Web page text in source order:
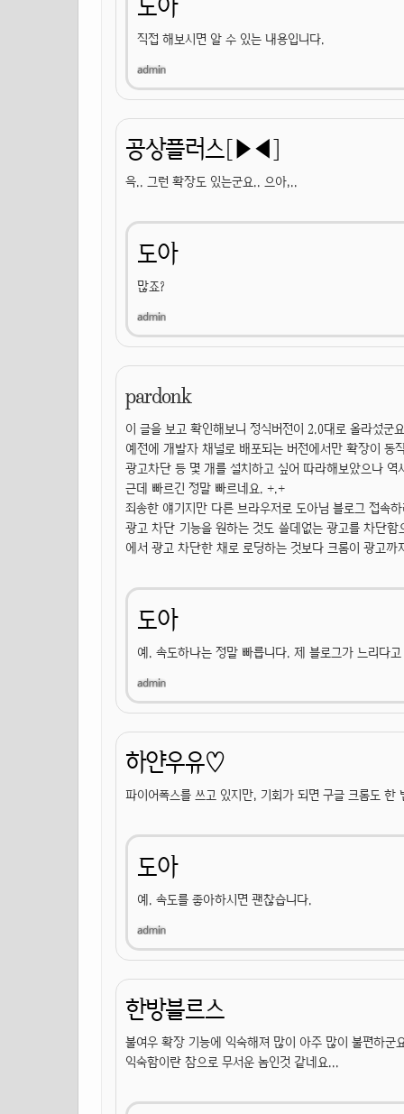
도아
직접 해보시면 알 수 있는 내용입니다.
공상플러스[▶◀]
윽.. 그런 확장도 있는군요.. 으아,..
도아
많죠?
pardonk
이 글을 보고 확인해보니 정식버전이 2.0대로 올라섰군
예전에 개발자 채널로 배포되는 버전에서만 확장이 동
광고차단 등 몇 개를 설치하고 싶어 따라해보았으나 역
근데 빠르긴 정말 빠르네요. +.+
죄송한 얘기지만 다른 브라우저로 도아님 블로그 접속
광고 차단 기능을 원하는 것도 쓸데없는 광고를 차단
에서 광고 차단한 채로 로딩하는 것보다 크롬이 광고까
도아
예. 속도하나는 정말 빠릅니다. 제 블로그가 느리다
하얀우유♡
파이어폭스를 쓰고 있지만, 기회가 되면 구글 크롬도
도아
예. 속도를 좋아하시면 괜찮습니다.
한방블르스
불여우 확장 기능에 익숙해져 많이 아주 많이 불편하군
익숙함이란 참으로 무서운 놈인것 같네요...